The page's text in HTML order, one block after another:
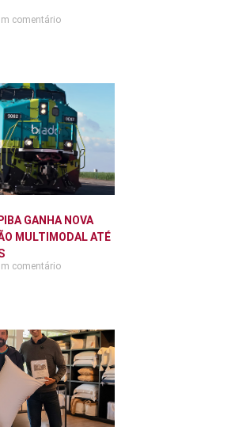
comentário
GANHA NOVA
MULTIMODAL ATÉ
comentário